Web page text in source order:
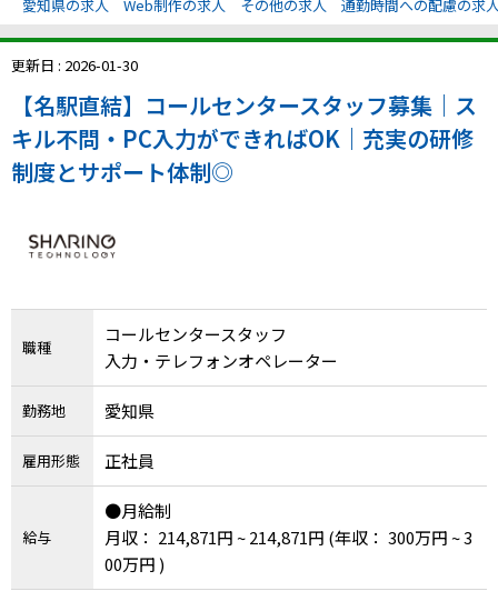
愛知県の求人 Web制作の求人 その他の求人 通勤時間への配慮の求
更新日 : 2026-01-30
【名駅直結】コールセンタースタッフ募集｜ス
キル不問・PC入力ができればOK｜充実の研修
制度とサポート体制◎
職種
コールセンタースタッフ
入力・テレフォンオペレーター
勤務地 愛知県
雇用形態 正社員
給与
●月給制
月収： 214,871円 ~ 214,871円 (年収： 300万円 ~ 3
00万円 )
法人向けページ
メニューを閉じる